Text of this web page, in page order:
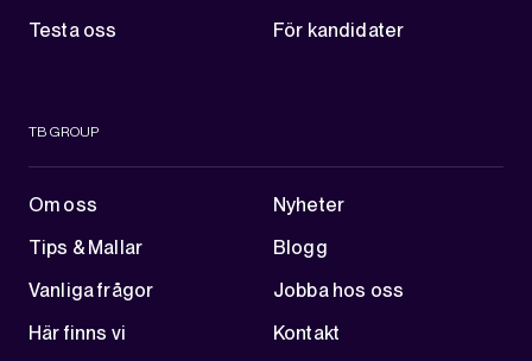
Testa oss
För kandidater
TB GROUP
Om oss
Nyheter
Tips & Mallar
Blogg
Vanliga frågor
Jobba hos oss
Här finns vi
Kontakt